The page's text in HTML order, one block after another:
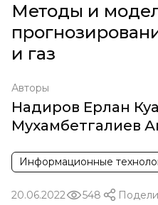
Методы и
и газ
Авторы
Надиров Ерлан
Мухамбетгалиев
Информационные
20.06.2022 548